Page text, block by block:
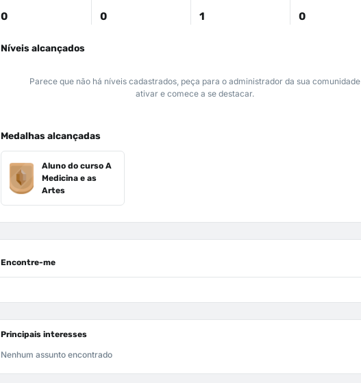
0 0 1 0
Níveis alcançados
Parece que não há níveis cadastrados, peça para o administrador da sua comunidade
ativar e comece a se destacar.
Medalhas alcançadas
Aluno do curso A
Medicina e as
Artes
Encontre-me
Principais interesses
Nenhum assunto encontrado